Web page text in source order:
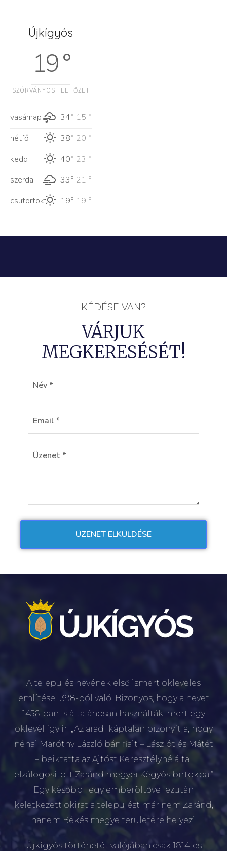
Újkígyós
19 °
SZÓRVÁNYOS FELHŐZET
vasárnap 34° 15 °
hétfő
38° 20 °
kedd
40° 23 °
szerda
33° 21 °
csütörtök
19° 19 °
KÉDÉSE VAN?
VÁRJUK
MEGKERESÉSÉT!
A település nevének első ismert okleveles
említése 1398-ból való. Bizonyos, hogy a nevet
1456-ban is általánosan használták, mert egy
oklevél így ír: „Az aradi káptalan bizonyítja, hogy
néhai Maróthy László bán fiait – Lászlót és Mátét
– beiktatta az Ajtóst Keresztélyné által
elzálogosított Zaránd megyei Kégyós birtokba.”
Egy későbbi, egy emberöltővel ezután
keletkezett okirat a települést már nem Zaránd,
hanem Békés megye területére helyezi.
Újkígyós történetét valójában csak 1814-es